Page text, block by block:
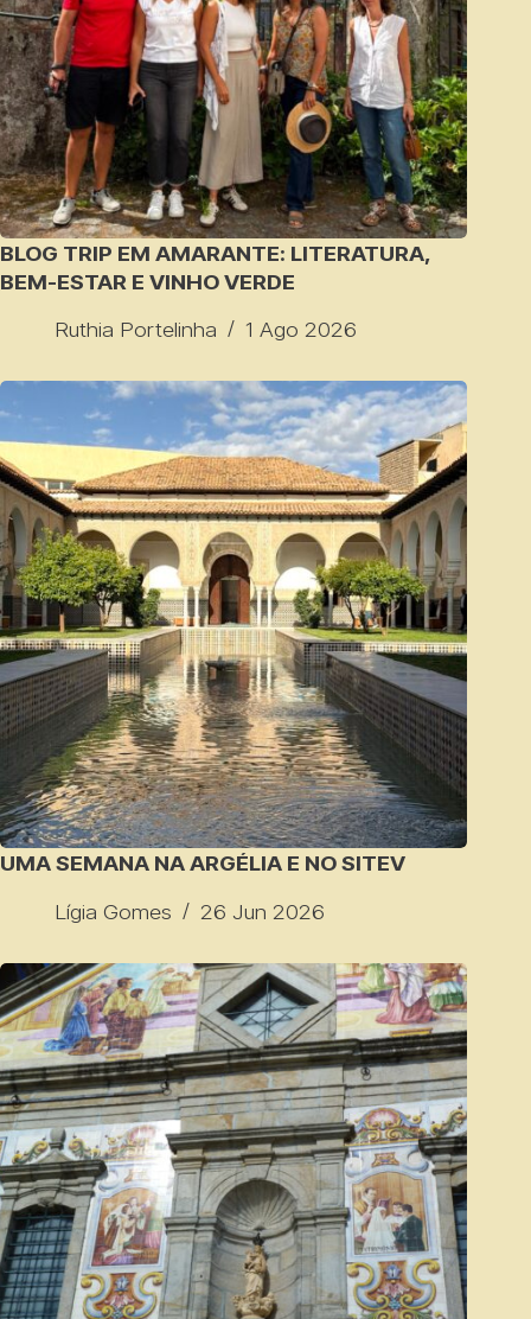
BLOG TRIP EM AMARANTE: LITERATURA,
BEM-ESTAR E VINHO VERDE
Ruthia Portelinha
1 Ago 2026
UMA SEMANA NA ARGÉLIA E NO SITEV
Lígia Gomes
26 Jun 2026